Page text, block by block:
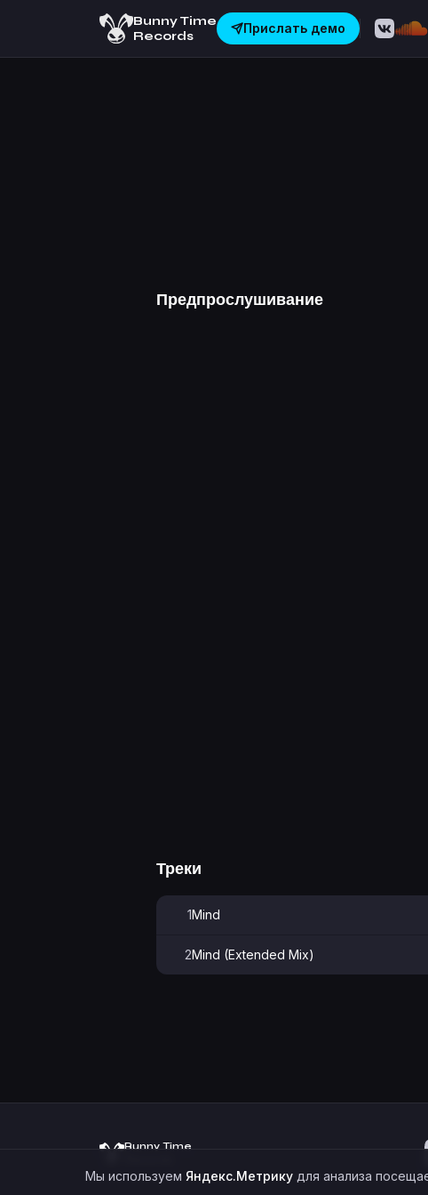
Bunny Time
Records
Прислать демо
Предпрослушивание
Треки
1Mind
2Mind (Extended Mix)
Bunny Time
Мы используем Яндекс.Метрику для анализа